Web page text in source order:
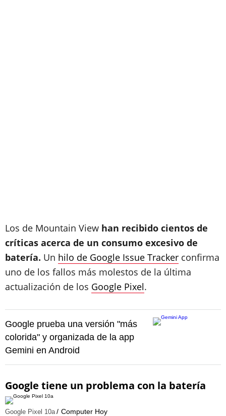
Los de Mountain View han recibido cientos de
críticas acerca de un consumo excesivo de
batería. Un hilo de Google Issue Tracker confirma
uno de los fallos más molestos de la última
actualización de los Google Pixel.
Google prueba una versión "más
colorida" y organizada de la app
Gemini en Android
Google tiene un problema con la batería
Google Pixel 10a Computer Hoy